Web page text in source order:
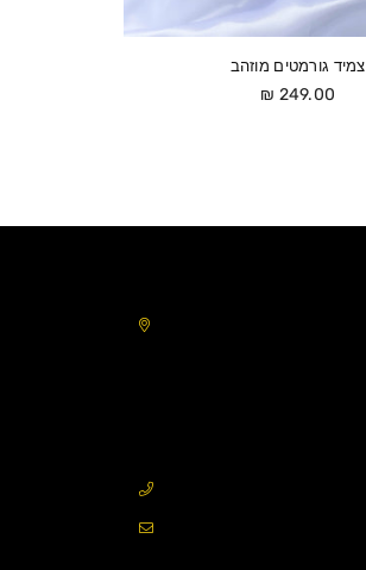
צמיד גורמטים מוזהב
מחיר
249.00 ₪